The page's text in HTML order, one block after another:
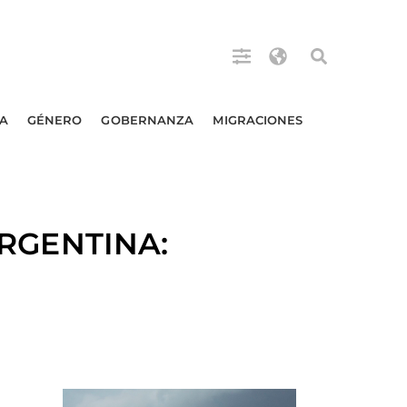
GÉNERO GOBERNANZA MIGRACIONES